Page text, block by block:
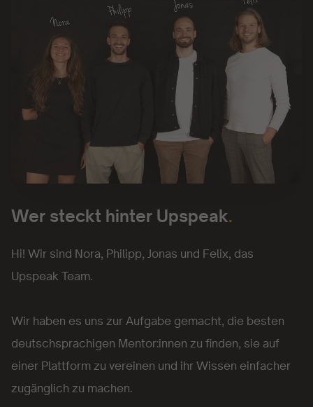
Wer steckt hinter Upspeak.
Hi! Wir sind Nora, Philipp, Jonas und Felix, das
Upspeak Team.
Wir haben es uns zur Aufgabe gemacht, die besten
deutschsprachigen Mentor:innen zu finden, sie auf
einer Plattform zu vereinen und ihr Wissen einfacher
zugänglich zu machen.